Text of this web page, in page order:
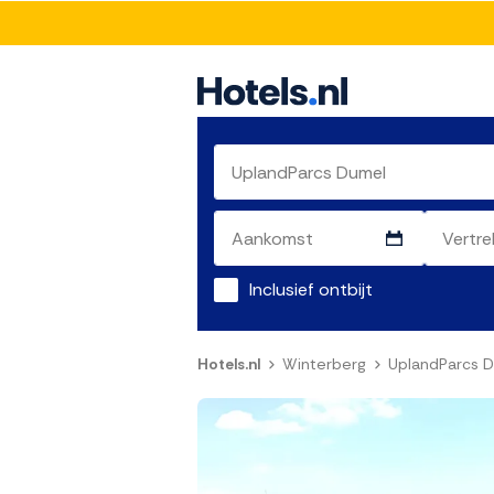
Inclusief ontbijt
Hotels.nl Winterberg UplandParcs